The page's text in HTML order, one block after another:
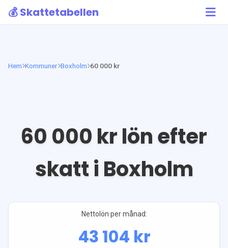
💰 Skattetabellen
Hem Kommuner Boxholm 60 000 kr
60 000 kr lön efter
skatt i Boxholm
Nettolön per månad:
43 104 kr